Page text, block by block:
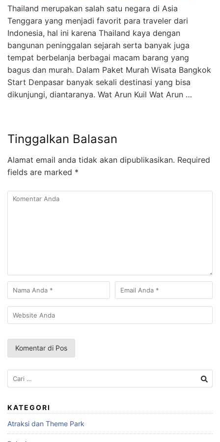
Thailand merupakan salah satu negara di Asia
Tenggara yang menjadi favorit para traveler dari
Indonesia, hal ini karena Thailand kaya dengan
bangunan peninggalan sejarah serta banyak juga
tempat berbelanja berbagai macam barang yang
bagus dan murah. Dalam Paket Murah Wisata Bangkok
Start Denpasar banyak sekali destinasi yang bisa
dikunjungi, diantaranya. Wat Arun Kuil Wat Arun …
Tinggalkan Balasan
Alamat email anda tidak akan dipublikasikan. Required
fields are marked *
Cari
untuk:
KATEGORI
Atraksi dan Theme Park